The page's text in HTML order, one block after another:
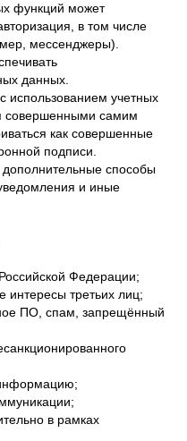
функций может
в том числе
мессенджеры).
данных.
использованием учетных
совершенными самим
как совершенные
подписи.
способы
и иные
Федерации;
третьих лиц;
ПО, спам, запрещённый
в рамках